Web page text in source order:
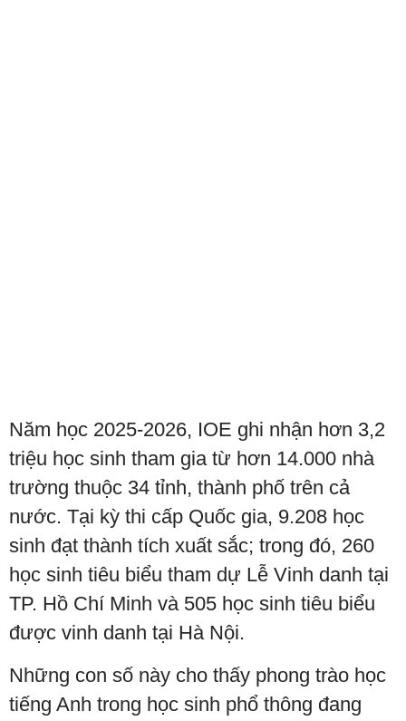
Năm học 2025-2026, IOE ghi nhận hơn 3,2
triệu học sinh tham gia từ hơn 14.000 nhà
trường thuộc 34 tỉnh, thành phố trên cả
nước. Tại kỳ thi cấp Quốc gia, 9.208 học
sinh đạt thành tích xuất sắc; trong đó, 260
học sinh tiêu biểu tham dự Lễ Vinh danh tại
TP. Hồ Chí Minh và 505 học sinh tiêu biểu
được vinh danh tại Hà Nội.
Những con số này cho thấy phong trào học
tiếng Anh trong học sinh phổ thông đang